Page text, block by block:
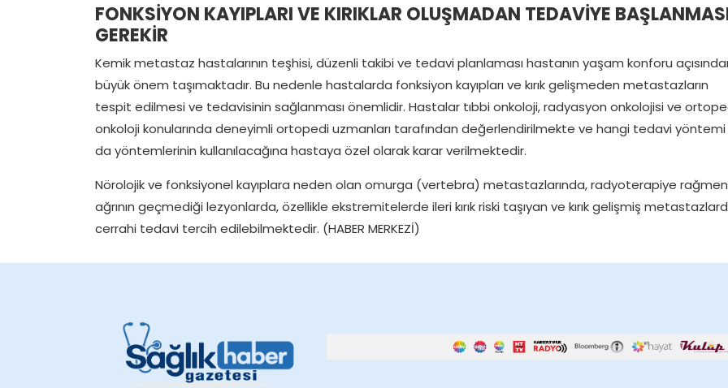
FONKSİYON KAYIPLARI VE KIRIKLAR OLUŞMADAN TEDAVİYE
GEREKİR
Kemik metastaz hastalarının teşhisi, düzenli takibi ve tedavi planlaması hastanın yaşam konforu
büyük önem taşımaktadır. Bu nedenle hastalarda fonksiyon kayıpları ve kırık gelişmeden metastazların
tespit edilmesi ve tedavisinin sağlanması önemlidir. Hastalar tıbbi onkoloji, radyasyon onkolojisi ve
onkoloji konularında deneyimli ortopedi uzmanları tarafından değerlendirilmekte ve hangi tedavi
da yöntemlerinin kullanılacağına hastaya özel olarak karar verilmektedir.
Nörolojik ve fonksiyonel kayıplara neden olan omurga (vertebra) metastazlarında, radyoterapiye rağmen
ağrının geçmediği lezyonlarda, özellikle ekstremitelerde ileri kırık riski taşıyan ve kırık gelişmiş
cerrahi tedavi tercih edilebilmektedir. (HABER MERKEZİ)